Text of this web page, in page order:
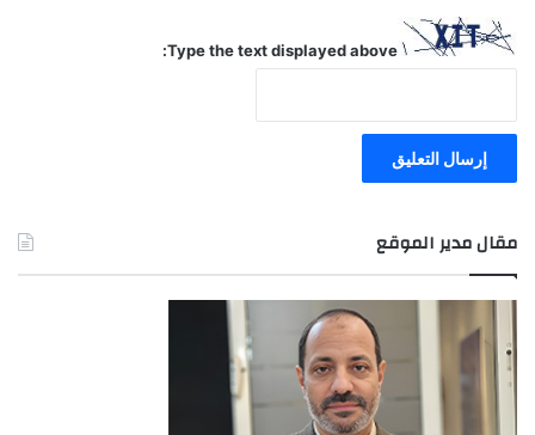
Type the text displayed above:
مقال مدير الموقع